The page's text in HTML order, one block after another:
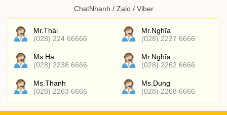
ChatNhanh / Zalo / Viber
Mr.Thái
(028) 224 66666
Mr.Nghĩa
(028) 2237 6666
Ms.Hạ
(028) 2238 6666
Mr.Nghĩa
(028) 2262 6666
Ms.Thanh
(028) 2263 6666
Ms.Dung
(028) 2268 6666